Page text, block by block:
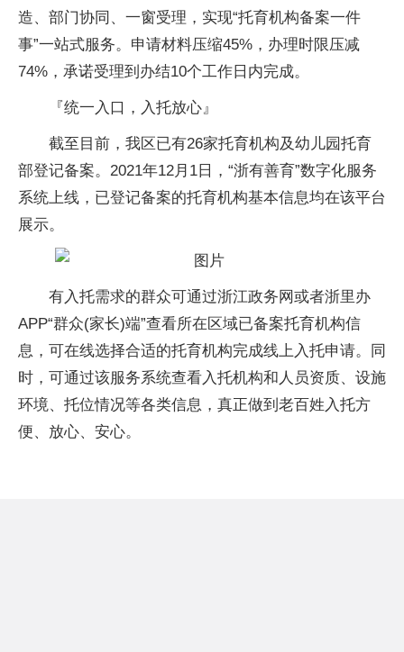
造、部门协同、一窗受理，实现“托育机构备案一件
事”一站式服务。申请材料压缩45%，办理时限压减
74%，承诺受理到办结10个工作日内完成。
『统一入口，入托放心』
截至目前，我区已有26家托育机构及幼儿园托育
部登记备案。2021年12月1日，“浙有善育”数字化服务
系统上线，已登记备案的托育机构基本信息均在该平台
展示。
有入托需求的群众可通过浙江政务网或者浙里办
APP“群众(家长)端”查看所在区域已备案托育机构信
息，可在线选择合适的托育机构完成线上入托申请。同
时，可通过该服务系统查看入托机构和人员资质、设施
环境、托位情况等各类信息，真正做到老百姓入托方
便、放心、安心。